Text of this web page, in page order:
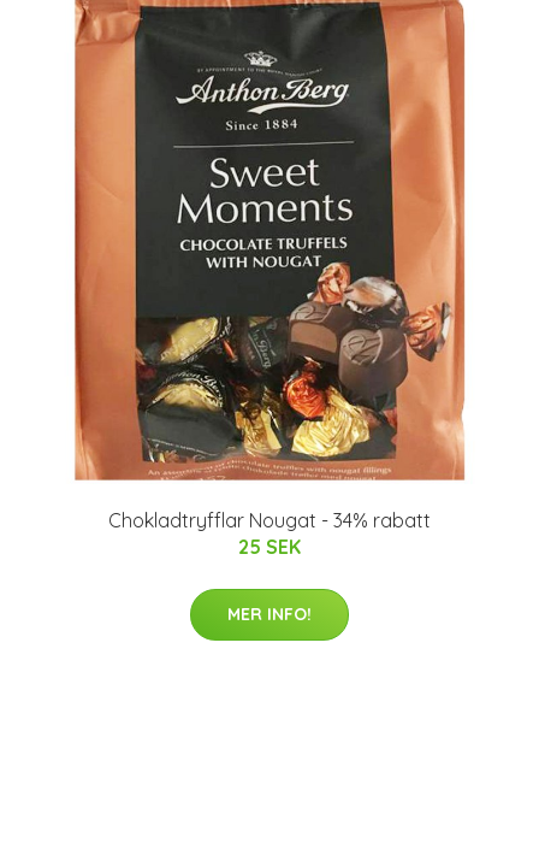
Chokladtryfflar Nougat - 34% rabatt
25 SEK
MER INFO!